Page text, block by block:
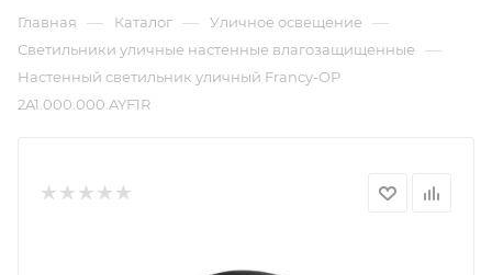
Главная — Каталог — Уличное освещение —
Светильники уличные настенные влагозащищенные —
Настенный светильник уличный Francy-ОP
2A1.000.000.AYF1R